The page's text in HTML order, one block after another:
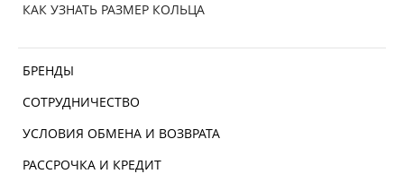
КАК УЗНАТЬ РАЗМЕР КОЛЬЦА
БРЕНДЫ
СОТРУДНИЧЕСТВО
УСЛОВИЯ ОБМЕНА И ВОЗВРАТА
РАССРОЧКА И КРЕДИТ